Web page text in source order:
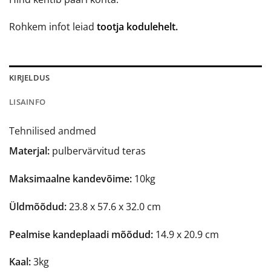
Rohkem infot leiad tootja kodulehelt.
KIRJELDUS
LISAINFO
Tehnilised andmed
Materjal: pulbervärvitud teras
Maksimaalne kandevõime: 10kg
Üldmõõdud:23.8 x 57.6 x 32.0 cm
Pealmise kandeplaadi mõõdud: 14.9 x 20.9 cm
Kaal:3kg